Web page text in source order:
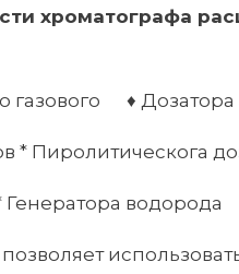
хроматографа
газового ♦
* Пиролитическога
Генератора